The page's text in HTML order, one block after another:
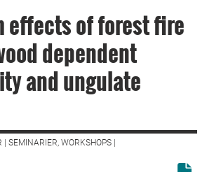
effects of forest fire
dependent
and ungulate
SEMINARIER, WORKSHOPS |